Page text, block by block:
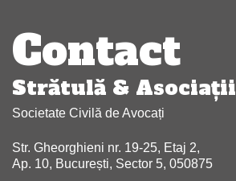
articole
Contact
Strătulă & Asociaţii
Societate Civilă de Avocați
Str. Gheorghieni nr. 19-25, Etaj 2,
Ap. 10, București, Sector 5, 050875